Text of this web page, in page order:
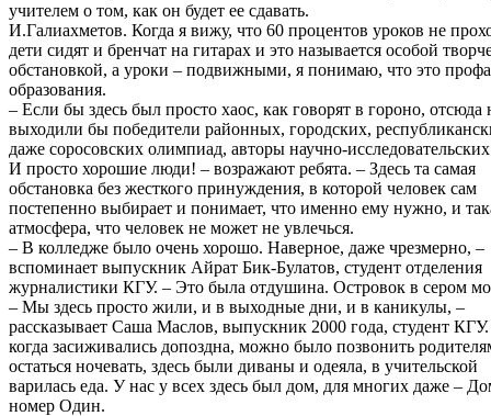
учителем о том, как он будет ее сдавать.
И.Галиахметов. Когда я вижу, что 60 процентов уроков не
дети сидят и бренчат на гитарах и это называется особой
обстановкой, а уроки – подвижными, я понимаю, что это
образования.
– Если бы здесь был просто хаос, как говорят в гороно, отсюда
выходили бы победители районных, городских,
даже соросовских олимпиад, авторы научно-
И просто хорошие люди! – возражают ребята. – Здесь та самая
обстановка без жесткого принуждения, в которой человек сам
постепенно выбирает и понимает, что именно ему нужно, и
атмосфера, что человек не может не увлечься.
– В колледже было очень хорошо. Наверное, даже чрезмерно, –
вспоминает выпускник Айрат Бик-Булатов, студент отделения
журналистики КГУ. – Это была отдушина. Островок в сером
– Мы здесь просто жили, и в выходные дни, и в каникулы, –
рассказывает Саша Маслов, выпускник 2000 года, студент
когда засиживались допоздна, можно было позвонить
остаться ночевать, здесь были диваны и одеяла, в учительской
варилась еда. У нас у всех здесь был дом, для многих даже –
номер Один.